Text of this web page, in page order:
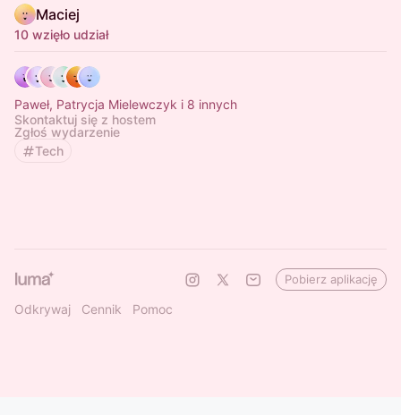
Maciej
10 wzięło udział
Paweł, Patrycja Mielewczyk i 8 innych
Skontaktuj się z hostem
Zgłoś wydarzenie
Tech
Odkrywaj Cennik Pomoc
Pobierz aplikację